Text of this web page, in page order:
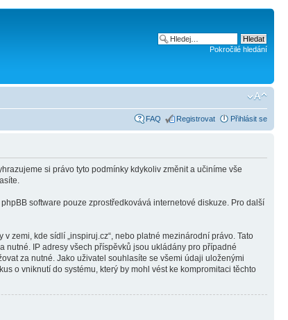
Pokročilé hledání
FAQ Registrovat Přihlásit se
si právo tyto podmínky kdykoliv změnit a učiníme vše
phpBB software pouze zprostředkovává internetové diskuze. Pro další
zemi, kde sídlí „inspiruj.cz“, nebo platné mezinárodní právo. Tato
nutné. IP adresy všech příspěvků jsou ukládány pro případné
za nutné. Jako uživatel souhlasíte se všemi údaji uloženými
o vniknutí do systému, který by mohl vést ke kompromitaci těchto